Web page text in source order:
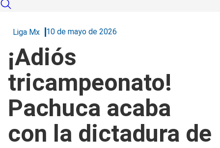
Liga Mx 10 de mayo de 2026
¡Adiós
tricampeonato!
Pachuca acaba
con la dictadura de